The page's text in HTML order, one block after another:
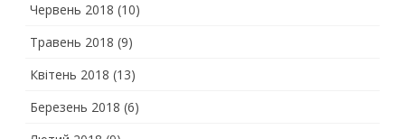
Червень 2018 (10)
Травень 2018 (9)
Квітень 2018 (13)
Березень 2018 (6)